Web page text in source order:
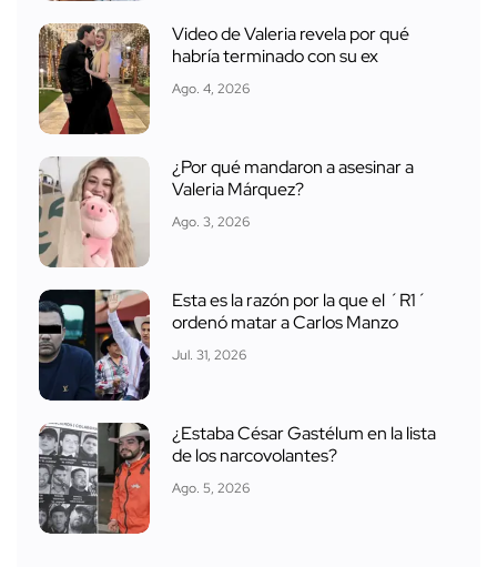
Video de Valeria revela por qué
habría terminado con su ex
Ago. 4, 2026
¿Por qué mandaron a asesinar a
Valeria Márquez?
Ago. 3, 2026
Esta es la razón por la que el ´R1´
ordenó matar a Carlos Manzo
Jul. 31, 2026
¿Estaba César Gastélum en la lista
de los narcovolantes?
Ago. 5, 2026